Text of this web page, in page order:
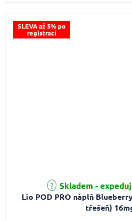
SLEVA až 5% po
registraci
Lio POD PRO náplň
třešeň)
Skladem -